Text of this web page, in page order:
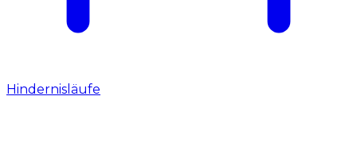
Hindernisläufe